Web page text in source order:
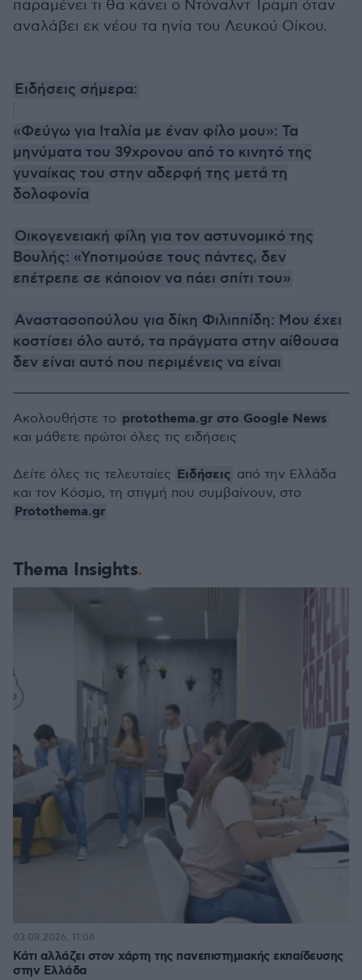
παραμένει τι θα κάνει ο Ντόναλντ Τραμπ όταν
αναλάβει εκ νέου τα ηνία του Λευκού Οίκου.
Ειδήσεις σήμερα:
«Φεύγω για Ιταλία με έναν φίλο μου»: Τα
μηνύματα του 39χρονου από το κινητό της
γυναίκας του στην αδερφή της μετά τη
δολοφονία
Οικογενειακή φίλη για τον αστυνομικό της
Βουλής: «Υποτιμούσε τους πάντες, δεν
επέτρεπε σε κάποιον να πάει σπίτι του»
Αναστασοπούλου για δίκη Φιλιππίδη: Μου έχει
κοστίσει όλο αυτό, τα πράγματα στην αίθουσα
δεν είναι αυτό που περιμένεις να είναι
Thema Insights
Κάτι αλλάζει στον χάρτη της πανεπιστημιακής εκπαίδευσης
στην Ελλάδα
03.08.2026, 11:06
Ακολουθήστε το protothema.gr στο Google News
και μάθετε πρώτοι όλες τις ειδήσεις
Δείτε όλες τις τελευταίες Ειδήσεις από την Ελλάδα
και τον Κόσμο, τη στιγμή που συμβαίνουν, στο
Protothema.gr